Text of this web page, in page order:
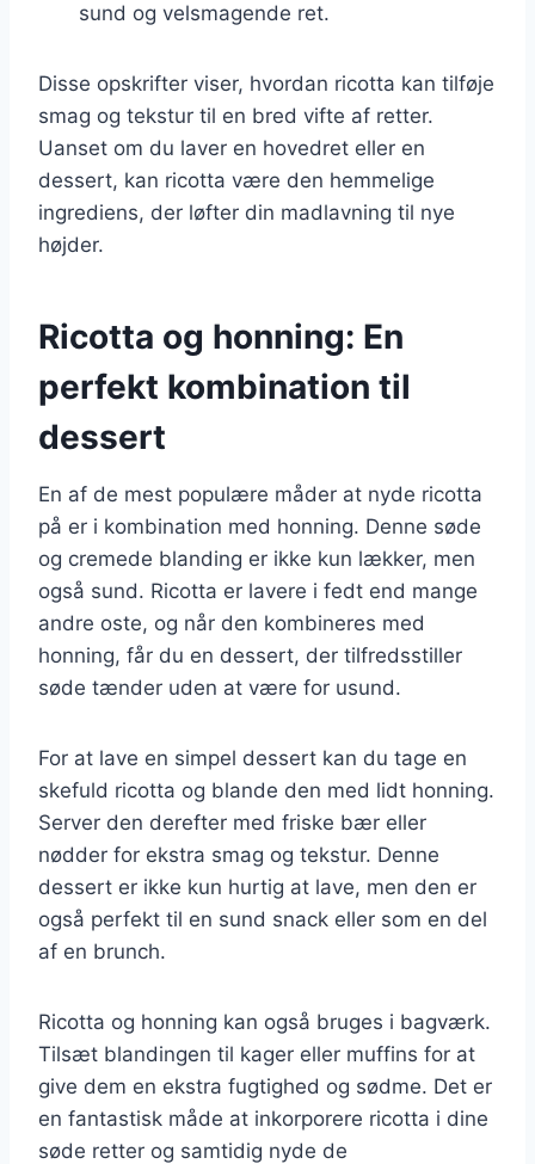
sund og velsmagende ret.
Disse opskrifter viser, hvordan ricotta kan tilføje
smag og tekstur til en bred vifte af retter.
Uanset om du laver en hovedret eller en
dessert, kan ricotta være den hemmelige
ingrediens, der løfter din madlavning til nye
højder.
Ricotta og honning: En
perfekt kombination til
dessert
En af de mest populære måder at nyde ricotta
på er i kombination med honning. Denne søde
og cremede blanding er ikke kun lækker, men
også sund. Ricotta er lavere i fedt end mange
andre oste, og når den kombineres med
honning, får du en dessert, der tilfredsstiller
søde tænder uden at være for usund.
For at lave en simpel dessert kan du tage en
skefuld ricotta og blande den med lidt honning.
Server den derefter med friske bær eller
nødder for ekstra smag og tekstur. Denne
dessert er ikke kun hurtig at lave, men den er
også perfekt til en sund snack eller som en del
af en brunch.
Ricotta og honning kan også bruges i bagværk.
Tilsæt blandingen til kager eller muffins for at
give dem en ekstra fugtighed og sødme. Det er
en fantastisk måde at inkorporere ricotta i dine
søde retter og samtidig nyde de